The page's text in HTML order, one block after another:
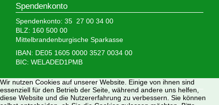
Spendenkonto
Spendenkonto: 35 27 00 34 00
BLZ: 160 500 00
Mittelbrandenburgische Sparkasse
IBAN: DE05 1605 0000 3527 0034 00
BIC: WELADED1PMB
Wir brauchen Ihre Hilfe,
denn wir erhalten keinerlei staatliche Hilfe, sondern
Wir nutzen Cookies auf unserer Website. Einige von ihnen sind
essenziell für den Betrieb der Seite, während andere uns helfen,
diese Website und die Nutzererfahrung zu verbessern. Sie können